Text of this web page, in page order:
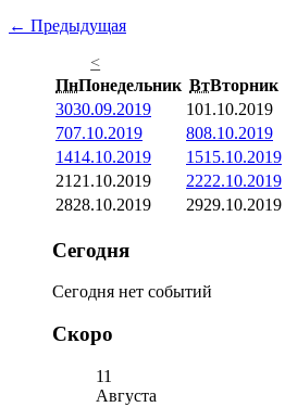
← Предыдущая
<
ПнПонедельник ВтВторник
3030.09.2019 101.10.2019
707.10.2019 808.10.2019
1414.10.2019 1515.10.2019
21 21.10.2019 2222.10.2019
2828.10.2019 2929.10.2019
Сегодня
Сегодня нет событий
Скоро
11
Августа